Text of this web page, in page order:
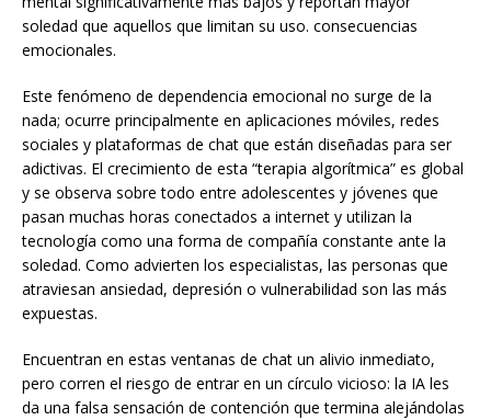
soledad que aquellos que limitan su uso. consecuencias
emocionales.
Este fenómeno de dependencia emocional no surge de la
nada; ocurre principalmente en aplicaciones móviles, redes
sociales y plataformas de chat que están diseñadas para ser
adictivas. El crecimiento de esta “terapia algorítmica” es global
y se observa sobre todo entre adolescentes y jóvenes que
pasan muchas horas conectados a internet y utilizan la
tecnología como una forma de compañía constante ante la
soledad. Como advierten los especialistas, las personas que
atraviesan ansiedad, depresión o vulnerabilidad son las más
expuestas.
Encuentran en estas ventanas de chat un alivio inmediato,
pero corren el riesgo de entrar en un círculo vicioso: la IA les
da una falsa sensación de contención que termina alejándolas